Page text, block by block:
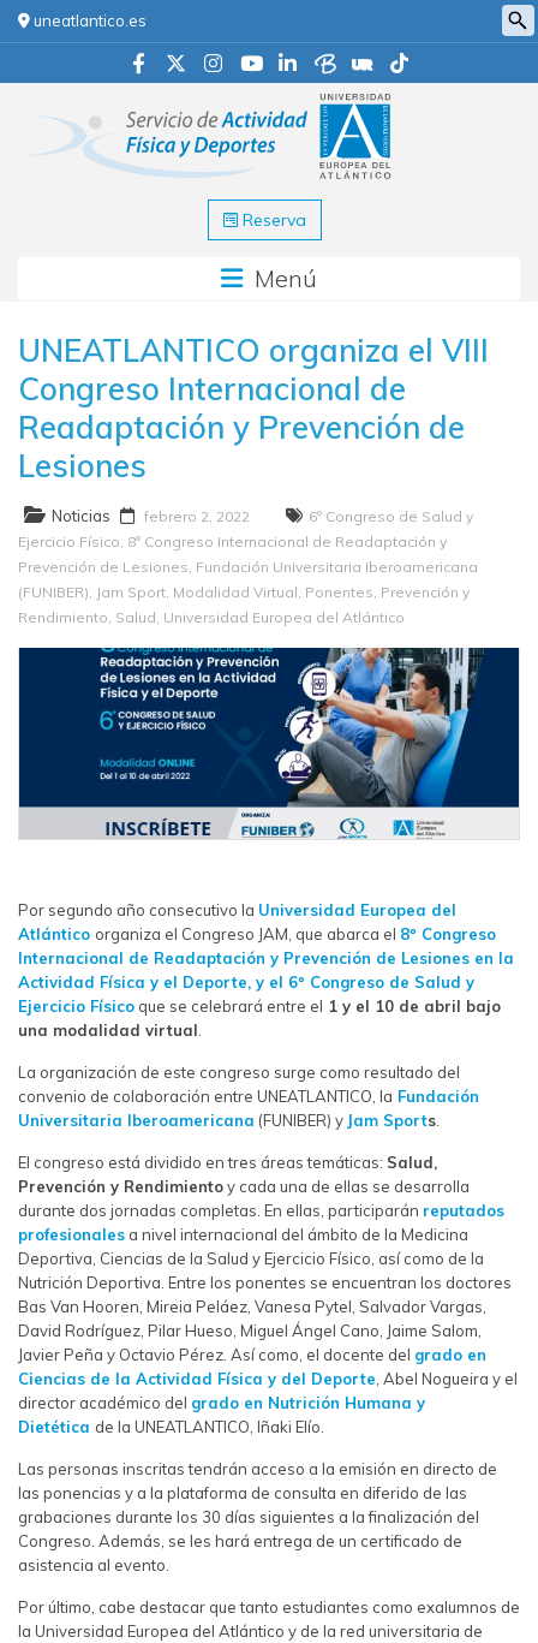
uneatlantico.es
Reserva
Menú
UNEATLANTICO organiza el VIII
Congreso Internacional de
Readaptación y Prevención de
Lesiones
Noticias febrero 2, 2022
6º Congreso de Salud y
Ejercicio Físico 8º Congreso Internacional de Readaptación y
Prevención de Lesiones Fundación Universitaria Iberoamericana
(FUNIBER) Jam Sport Modalidad Virtual Ponentes Prevención y
Rendimiento Salud Universidad Europea del Atlántico
Por segundo año consecutivo la Universidad Europea del
Atlántico organiza el Congreso JAM, que abarca el 8º Congreso
Internacional de Readaptación y Prevención de Lesiones en la
Actividad Física y el Deporte, y el 6º Congreso de Salud y
Ejercicio Físico que se celebrará entre el 1 y el 10 de abril bajo
una modalidad virtual
La organización de este congreso surge como resultado del
convenio de colaboración entre UNEATLANTICO, la Fundación
Universitaria Iberoamericana (FUNIBER) y Jam Sports
El congreso está dividido en tres áreas temáticas: Salud,
Prevención y Rendimientoy cada una de ellas se desarrolla
durante dos jornadas completas. En ellas, participarán reputados
profesionales a nivel internacional del ámbito de la Medicina
Deportiva, Ciencias de la Salud y Ejercicio Físico, así como de la
Nutrición Deportiva. Entre los ponentes se encuentran los doctores
Bas Van Hooren, Mireia Peláez, Vanesa Pytel, Salvador Vargas,
David Rodríguez, Pilar Hueso, Miguel Ángel Cano, Jaime Salom,
Javier Peña y Octavio Pérez. Así como, el docente del grado en
Ciencias de la Actividad Física y del Deporte , Abel Nogueira y el
director académico del grado en Nutrición Humana y
Dietética de la UNEATLANTICO, Iñaki Elío.
Las personas inscritas tendrán acceso a la emisión en directo de
las ponencias y a la plataforma de consulta en diferido de las
grabaciones durante los 30 días siguientes a la finalización del
Congreso. Además, se les hará entrega de un certificado de
asistencia al evento.
Por último, cabe destacar que tanto estudiantes como exalumnos de
la Universidad Europea del Atlántico y de la red universitaria de